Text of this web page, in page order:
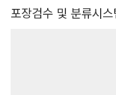
포장검수 및 분류시스